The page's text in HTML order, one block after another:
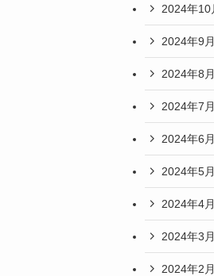
2024年10
2024年9月
2024年8月
2024年7月
2024年6月
2024年5月
2024年4月
2024年3月
2024年2月